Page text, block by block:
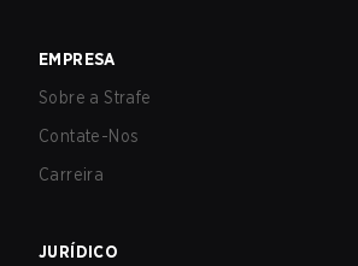
EMPRESA
Sobre a Strafe
Contate-Nos
Carreira
JURÍDICO